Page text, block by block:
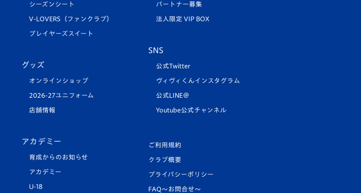
シーズンシート
V-LOVERS（ファンクラブ）
プレイヤーズスイート
グッズ
オンラインショップ
2026-27ユニフォーム
店舗情報
アカデミー
育成からのお知らせ
アカデミー
U-18
パートナー募集
法人限定 VIP BOX
SNS
公式Twitter
ヴィヴィくんインスタグラム
公式LINE＠
Youtube公式チャンネル
ご利用規約
クラブ概要
プライバシーポリシー
FAQ〜お問合せ〜